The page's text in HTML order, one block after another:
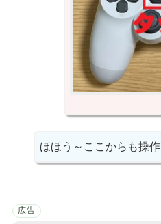
ほほう～ここからも操作
広告